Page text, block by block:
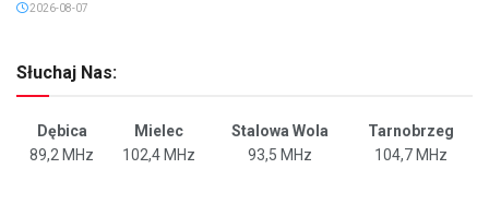
2026-08-07
Słuchaj Nas:
Dębica Mielec Stalowa Wola
Tarnobrzeg
89,2 MHz
102,4 MHz 93,5 MHz 104,7 MHz